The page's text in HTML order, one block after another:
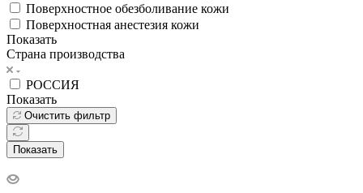
Поверхностное обезболивание кожи
Поверхностная анестезия кожи
Показать
Страна производства
РОССИЯ
Показать
Очистить фильтр
Показать